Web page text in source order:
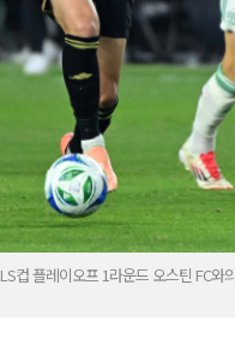
컵 플레이오프 1라운드 오스틴 FC